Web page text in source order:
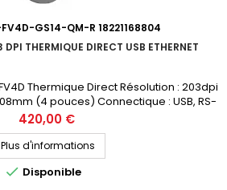
GS14-QM-R 18221168804
THERMIQUE DIRECT USB ETHERNET
Thermique Direct Résolution : 203dpi
(4 pouces) Connectique : USB, RS-
(avant remise) : 420€ HT Demandez votre
personnalisé
Prix
420,00 €
Plus d'informations
 Disponible